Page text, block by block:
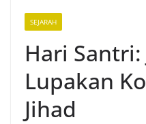
SEJARAH
Hari Santri:
Lupakan
Jihad